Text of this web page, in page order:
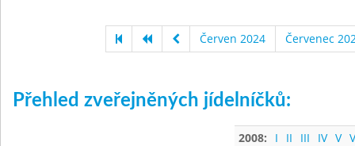
Červen 2024 Červenec
Přehled zveřejněných jídelníčků:
2008: I II III IV V